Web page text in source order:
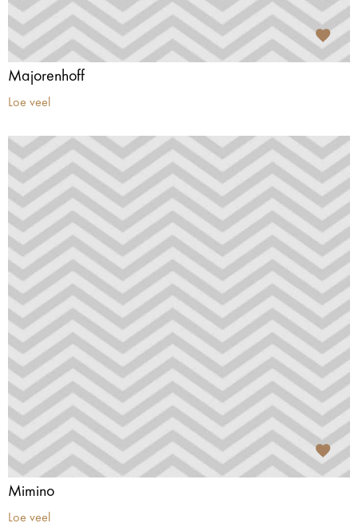
Majorenhoff
Loe veel
Mimino
Loe veel